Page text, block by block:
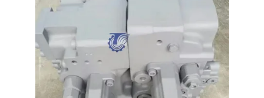
POPROSIĆ
O
WYCENĘ